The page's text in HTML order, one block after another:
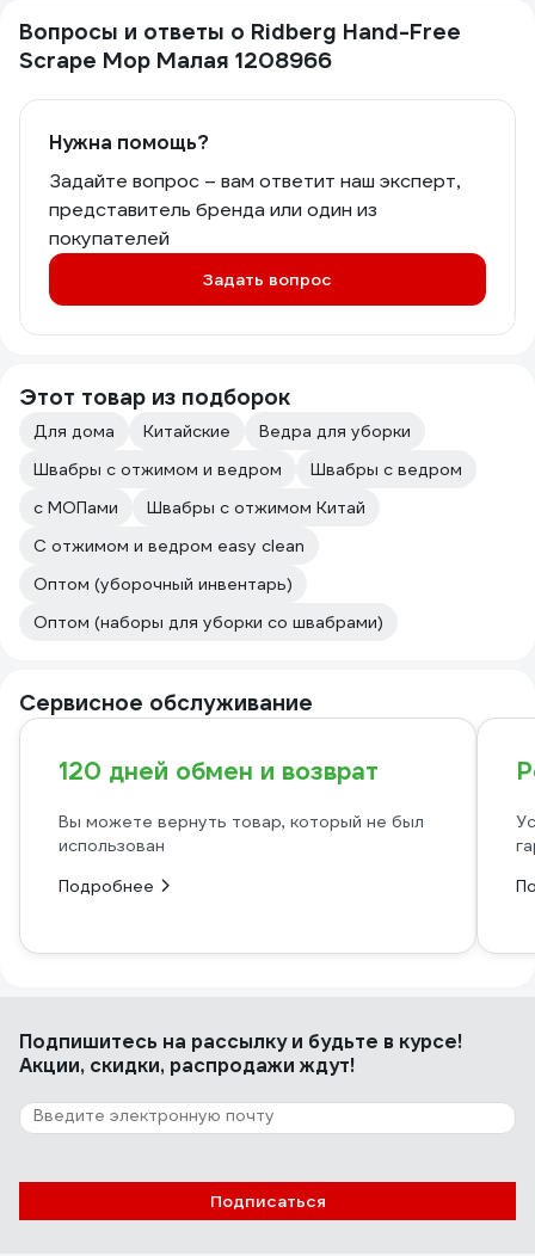
Вопросы и ответы о Ridberg Hand-Free
Scrape Mop Малая 1208966
Нужна помощь?
Задайте вопрос – вам ответит наш эксперт,
представитель бренда или один из
покупателей
Задать вопрос
Этот товар из подборок
Для дома Китайские
Ведра для уборки
Швабры с отжимом и ведром
Швабры с ведром
с МОПами
Швабры с отжимом Китай
С отжимом и ведром easy clean
Оптом (уборочный инвентарь)
Оптом (наборы для уборки со швабрами)
Сервисное обслуживание
120 дней обмен и возврат
Вы можете вернуть товар, который не был
использован
Подробнее
Подпишитесь на рассылкуи будьте в курсе!
Акции, скидки, распродажи ждут!
Подписаться